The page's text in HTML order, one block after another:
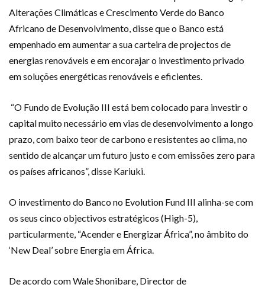
Alterações Climáticas e Crescimento Verde do Banco
Africano de Desenvolvimento, disse que o Banco está
empenhado em aumentar a sua carteira de projectos de
energias renováveis e em encorajar o investimento privado
em soluções energéticas renováveis e eficientes.
“O Fundo de Evolução III está bem colocado para investir o
capital muito necessário em vias de desenvolvimento a longo
prazo, com baixo teor de carbono e resistentes ao clima, no
sentido de alcançar um futuro justo e com emissões zero para
os países africanos”, disse Kariuki.
O investimento do Banco no Evolution Fund III alinha-se com
os seus cinco objectivos estratégicos (High-5),
particularmente, “Acender e Energizar África”, no âmbito do
‘New Deal’ sobre Energia em África.
De acordo com Wale Shonibare, Director de